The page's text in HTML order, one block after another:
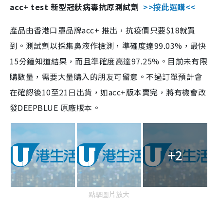
acc+ test 新型冠狀病毒抗原測試劑 >>按此選購<<
產品由香港口罩品牌acc+ 推出，抗疫價只要$18就買
到。測試劑以採集鼻液作檢測，準確度達99.03%，最快
15分鐘知道結果，而且準確度高達97.25%。目前未有限
購數量，需要大量購入的朋友可留意。不過訂單預計會
在確認後10至21日出貨，如acc+版本賣完，將有機會改
發DEEPBLUE 原廠版本。
+2
點擊圖片放大